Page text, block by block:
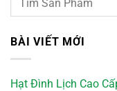
BÀI VIẾT MỚI
Hạt Đình Lịch Cao